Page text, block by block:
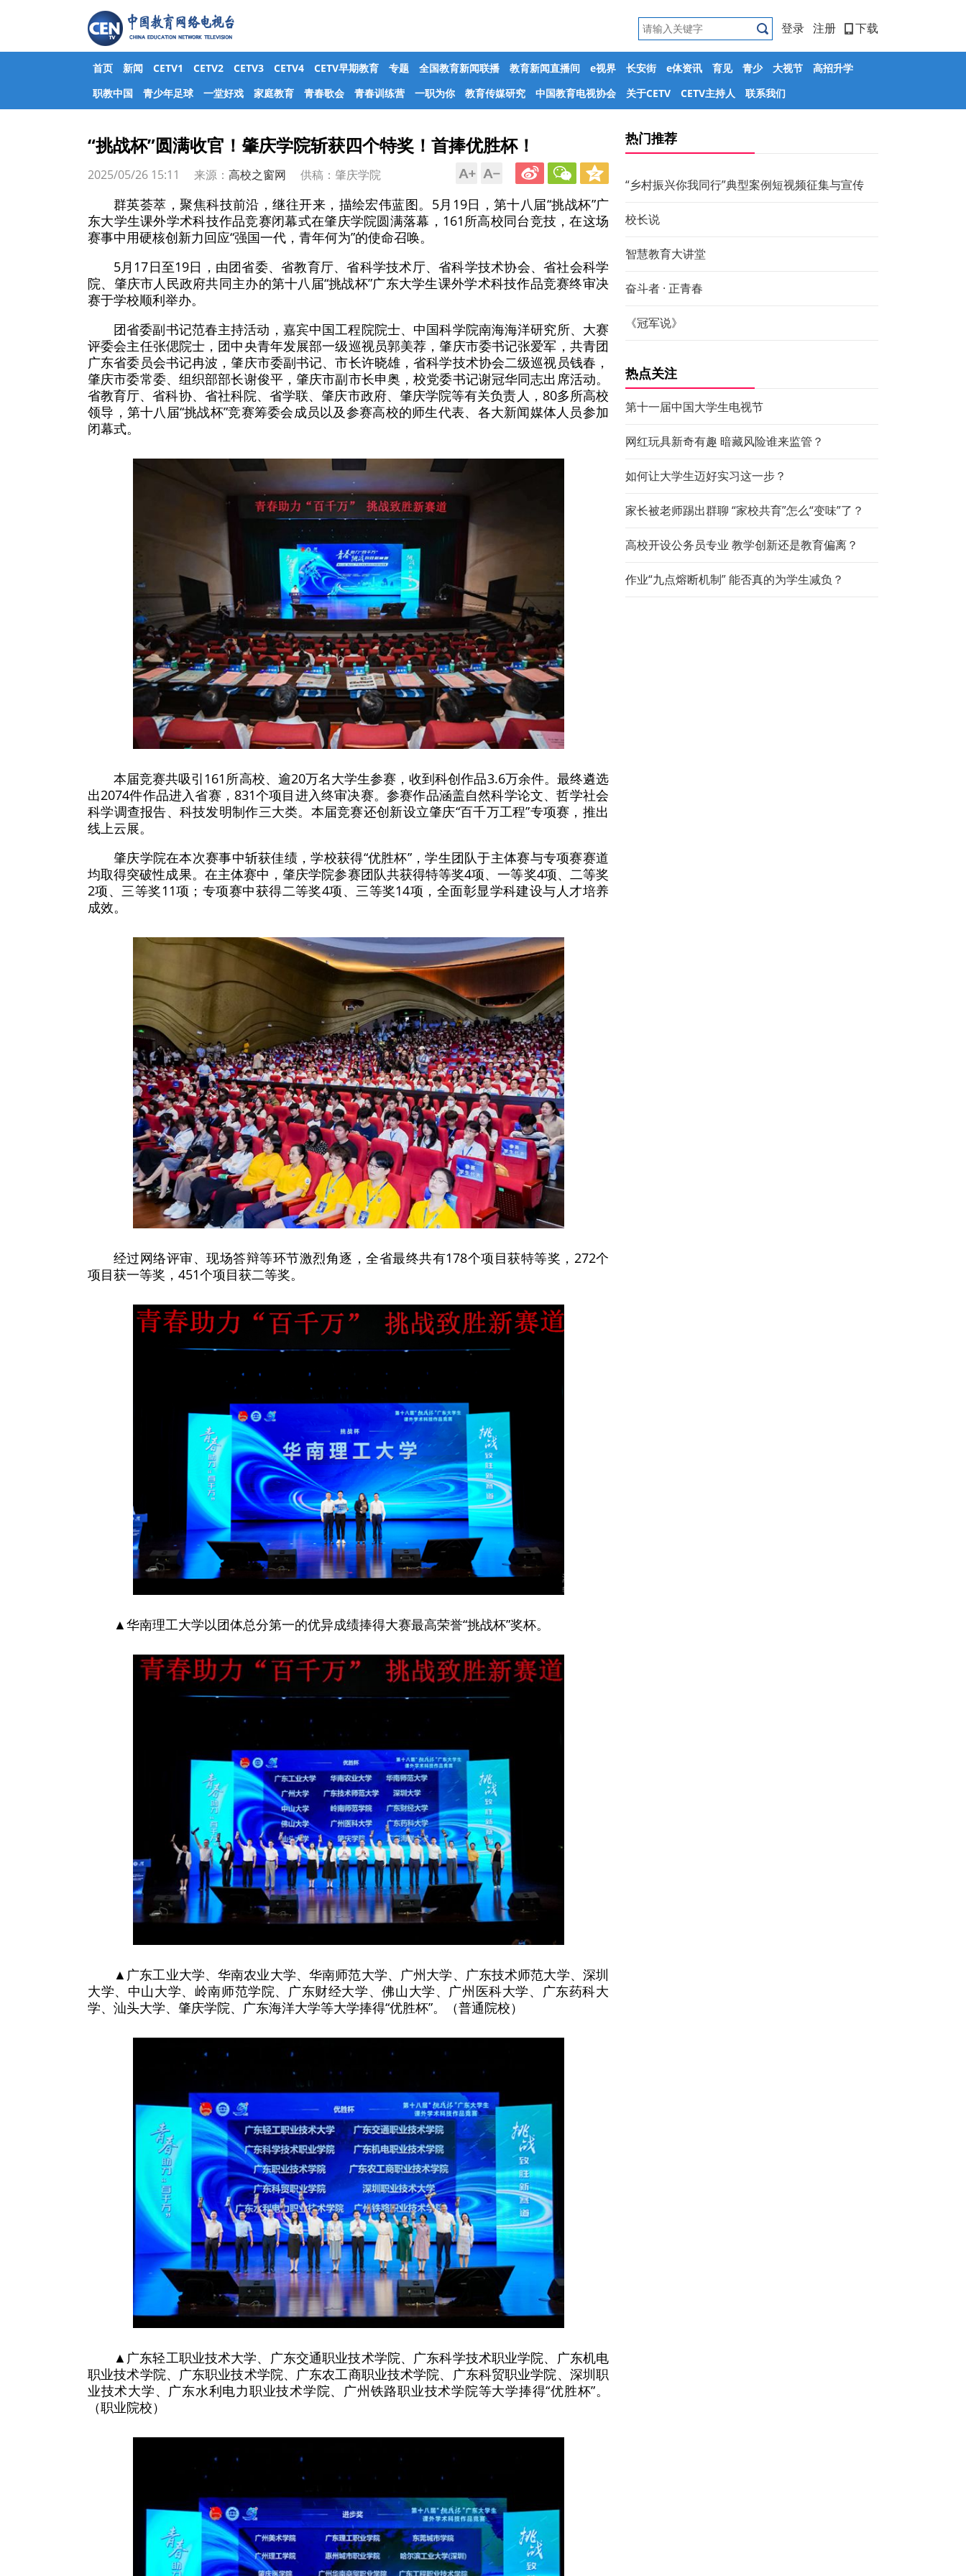
登录 注册 下载
首页 新闻 CETV1 CETV2 CETV3 CETV4 CETV早期教育 专题 全国教育新闻联播 教育新闻直播间 e视界 长安街 e体资讯 育见 青少 大视节
高招升学
职教中国
青少年足球 一堂好戏 家庭教育 青春歌会 青春训练营 一职为你 教育传媒研究 中国教育电视协会 关于CETV CETV主持人 联系我们
“挑战杯”圆满收官！肇庆学院斩获四个特奖！首捧优胜杯！
2025/05/26 15:11 来源： 高校之窗网 供稿：肇庆学院
群英荟萃，聚焦科技前沿，继往开来，描绘宏伟蓝图。5月19日，第十八届“挑战杯”广
东大学生课外学术科技作品竞赛闭幕式在肇庆学院圆满落幕，161所高校同台竞技，在这场
赛事中用硬核创新力回应“强国一代，青年何为”的使命召唤。
5月17日至19日，由团省委、省教育厅、省科学技术厅、省科学技术协会、省社会科学
院、肇庆市人民政府共同主办的第十八届“挑战杯”广东大学生课外学术科技作品竞赛终审决
赛于学校顺利举办。
团省委副书记范春主持活动，嘉宾中国工程院院士、中国科学院南海海洋研究所、大赛
评委会主任张偲院士，团中央青年发展部一级巡视员郭美荐，肇庆市委书记张爱军，共青团
广东省委员会书记冉波，肇庆市委副书记、市长许晓雄，省科学技术协会二级巡视员钱春，
肇庆市委常委、组织部部长谢俊平，肇庆市副市长申奥，校党委书记谢冠华同志出席活动。
省教育厅、省科协、省社科院、省学联、肇庆市政府、肇庆学院等有关负责人，80多所高校
领导，第十八届“挑战杯”竞赛筹委会成员以及参赛高校的师生代表、各大新闻媒体人员参加
闭幕式。
本届竞赛共吸引161所高校、逾20万名大学生参赛，收到科创作品3.6万余件。最终遴选
出2074件作品进入省赛，831个项目进入终审决赛。参赛作品涵盖自然科学论文、哲学社会
科学调查报告、科技发明制作三大类。本届竞赛还创新设立肇庆“百千万工程”专项赛，推出
线上云展。
肇庆学院在本次赛事中斩获佳绩，学校获得“优胜杯”，学生团队于主体赛与专项赛赛道
均取得突破性成果。在主体赛中，肇庆学院参赛团队共获得特等奖4项、一等奖4项、二等奖
2项、三等奖11项；专项赛中获得二等奖4项、三等奖14项，全面彰显学科建设与人才培养
成效。
经过网络评审、现场答辩等环节激烈角逐，全省最终共有178个项目获特等奖，272个
项目获一等奖，451个项目获二等奖。
▲华南理工大学以团体总分第一的优异成绩捧得大赛最高荣誉“挑战杯”奖杯。
▲广东工业大学、华南农业大学、华南师范大学、广州大学、广东技术师范大学、深圳
大学、中山大学、岭南师范学院、广东财经大学、佛山大学、广州医科大学、广东药科大
学、汕头大学、肇庆学院、广东海洋大学等大学捧得“优胜杯”。（普通院校）
▲广东轻工职业技术大学、广东交通职业技术学院、广东科学技术职业学院、广东机电
职业技术学院、广东职业技术学院、广东农工商职业技术学院、广东科贸职业学院、深圳职
业技术大学、广东水利电力职业技术学院、广州铁路职业技术学院等大学捧得“优胜杯”。
（职业院校）
热门推荐
“乡村振兴你我同行”典型案例短视频征集与宣传
校长说
智慧教育大讲堂
奋斗者 · 正青春
《冠军说》
热点关注
第十一届中国大学生电视节
网红玩具新奇有趣 暗藏风险谁来监管？
如何让大学生迈好实习这一步？
家长被老师踢出群聊 “家校共育”怎么“变味”了？
高校开设公务员专业 教学创新还是教育偏离？
作业“九点熔断机制” 能否真的为学生减负？